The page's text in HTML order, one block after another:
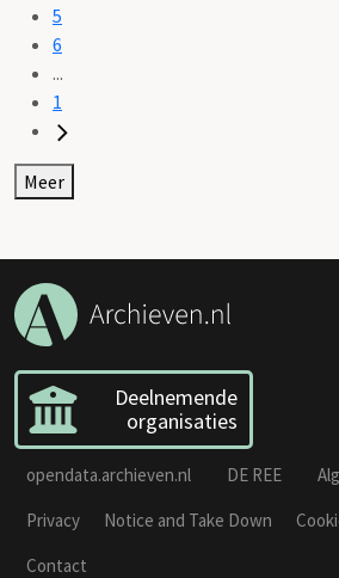
5
6
...
1
Meer
Deelnemende
organisaties
opendata.archieven.nl DE REE
Privacy
Notice and Take Down
Contact